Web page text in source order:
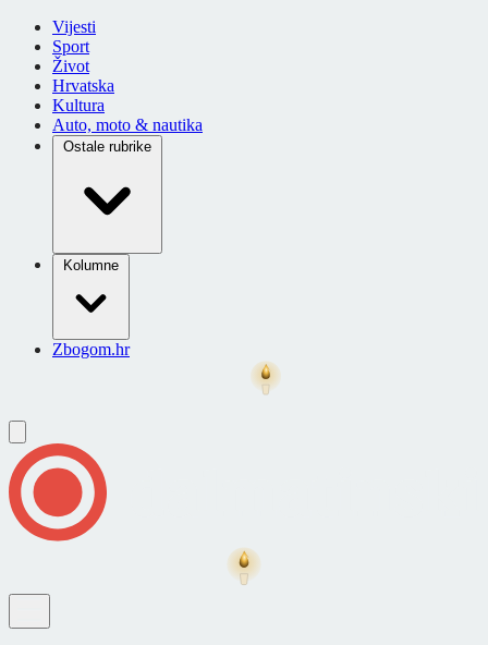
Vijesti
Sport
Život
Hrvatska
Kultura
Auto, moto & nautika
Ostale rubrike
Kolumne
Zbogom.hr